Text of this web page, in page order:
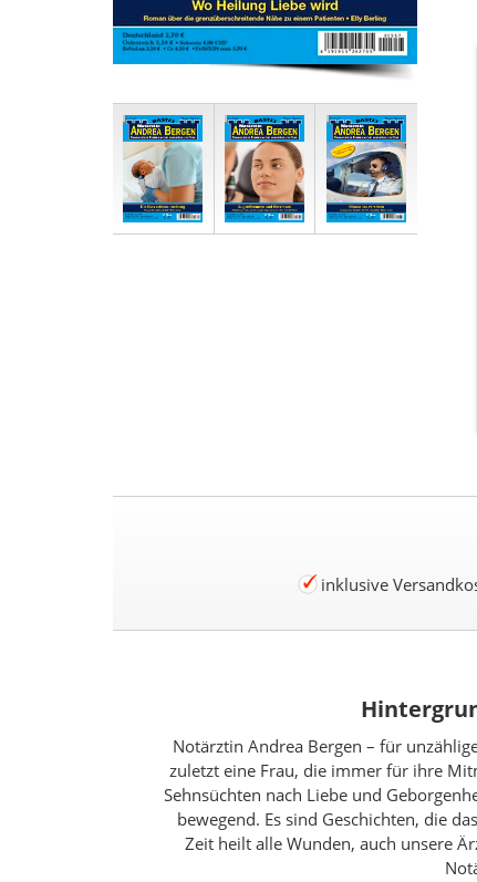
inklusive
Notärztin Andrea Bergen – für
zuletzt eine Frau, die immer für ihre
Sehnsüchten nach Liebe und
bewegend. Es sind Geschichten, die
Zeit heilt alle Wunden, auch unsere